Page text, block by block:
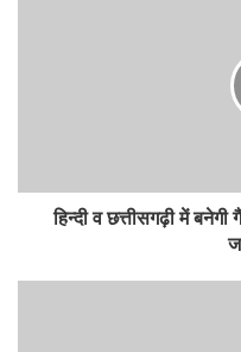
हिन्दी व छत्तीसगढ़ी में